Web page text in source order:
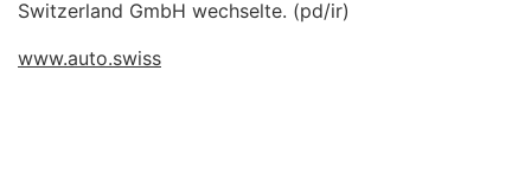
Switzerland GmbH wechselte. (pd/ir)
www.auto.swiss